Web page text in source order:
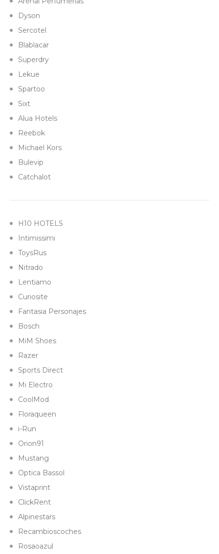
Dyson
Sercotel
Blablacar
Superdry
Lekue
Spartoo
Sixt
Alua Hotels
Reebok
Michael Kors
Bulevip
Catchalot
H10 HOTELS
Intimissimi
ToysRus
Nitrado
Lentiamo
Curiosite
Fantasia Personajes
Bosch
MiM Shoes
Razer
Sports Direct
Mi Electro
CoolMod
Floraqueen
i-Run
Orion91
Mustang
Optica Bassol
Vistaprint
ClickRent
Alpinestars
Recambioscoches
Rosaoazul